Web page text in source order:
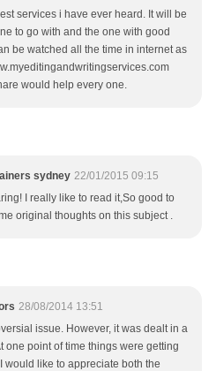
services i have ever heard. It will be
to go with and the one with good
be watched all the time in internet as
would help every one.
sydney 22/01/2015 09:15
I really like to read it,So good to
original thoughts on this subject .
28/08/2014 13:51
issue. However, it was dealt in a
one point of time things were getting
would like to appreciate both the